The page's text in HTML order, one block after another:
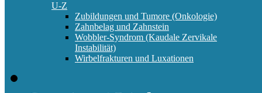
U-Z
Zubildungen und Tumore (Onkologie)
Zahnbelag und Zahnstein
Wobbler-Syndrom (Kaudale Zervikale
Instabilität)
Wirbelfrakturen und Luxationen